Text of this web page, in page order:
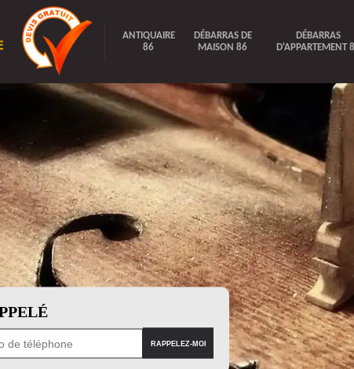
ANTIQUAIRE
86
DÉBARRAS DE
MAISON 86
DÉBARRAS
D'APPARTEMENT